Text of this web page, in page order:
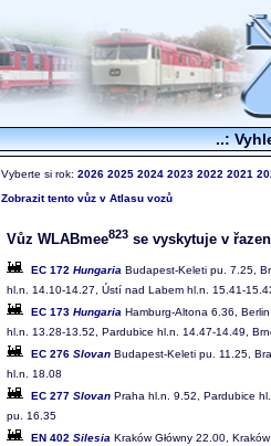
..:
Vyberte si rok: 2026 2025 2024 2023 2022 2021
Zobrazit tento vůz v Atlasu vozů
Vůz WLABmee823 se vyskytuje v
EC 172 Hungaria Budapest-Keleti pu. 7.25,
hl.n. 14.10-14.27, Ústí nad Labem hl.n. 15.41-
EC 173 Hungaria Hamburg-Altona 6.36,
hl.n. 13.28-13.52, Pardubice hl.n. 14.47-14.49,
EC 276 Slovan Budapest-Keleti pu. 11.25,
hl.n. 18.08
EC 277 Slovan Praha hl.n. 9.52, Pardubice
pu. 16.35
EN 402 Silesia Kraków Główny 22.00,